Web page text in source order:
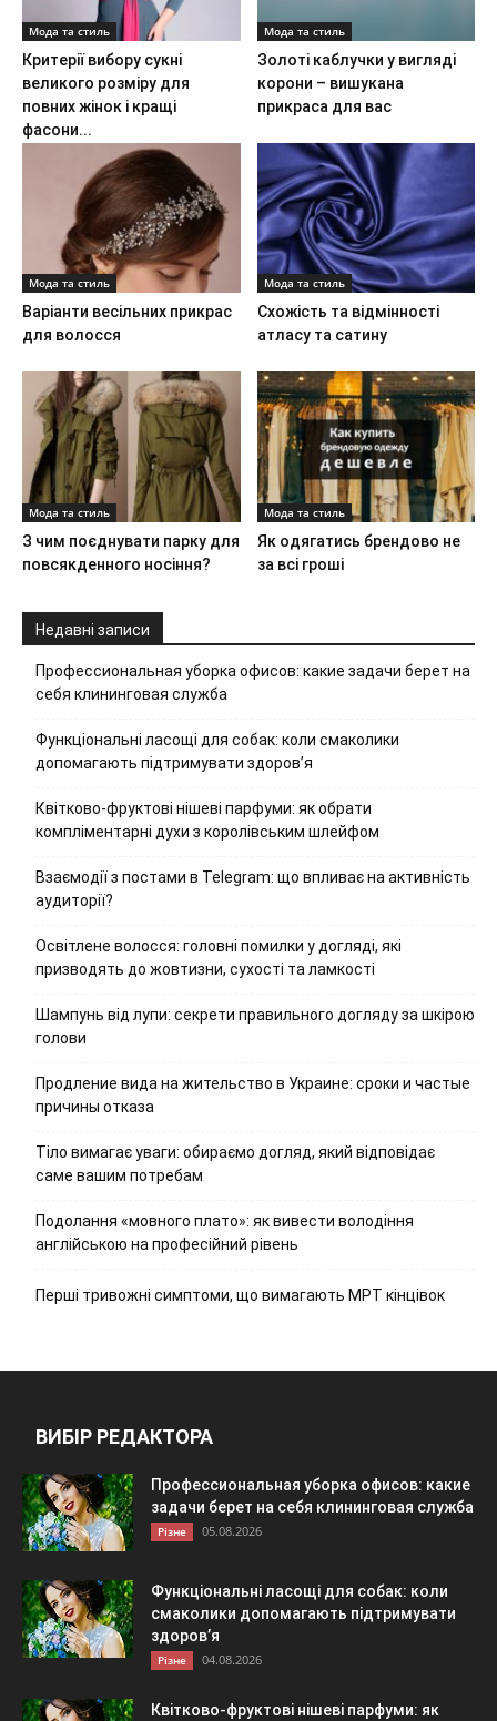
Мода та стиль
Критерії вибору сукні
великого розміру для
повних жінок і кращі
фасони...
Мода та стиль
Золоті каблучки у вигляді
корони – вишукана
прикраса для вас
Мода та стиль
Варіанти весільних прикрас
для волосся
Мода та стиль
Схожість та відмінності
атласу та сатину
Мода та стиль
З чим поєднувати парку для
повсякденного носіння?
Мода та стиль
Як одягатись брендово не
за всі гроші
Недавні записи
Профессиональная уборка офисов: какие задачи берет на
себя клининговая служба
Функціональні ласощі для собак: коли смаколики
допомагають підтримувати здоров’я
Квітково-фруктові нішеві парфуми: як обрати
компліментарні духи з королівським шлейфом
Взаємодії з постами в Telegram: що впливає на активність
аудиторії?
Освітлене волосся: головні помилки у догляді, які
призводять до жовтизни, сухості та ламкості
Шампунь від лупи: секрети правильного догляду за шкірою
голови
Продление вида на жительство в Украине: сроки и частые
причины отказа
Тіло вимагає уваги: обираємо догляд, який відповідає
саме вашим потребам
Подолання «мовного плато»: як вивести володіння
англійською на професійний рівень
Перші тривожні симптоми, що вимагають МРТ кінцівок
ВИБІР РЕДАКТОРА
Профессиональная уборка офисов: какие
задачи берет на себя клининговая служба
Різне 05.08.2026
Функціональні ласощі для собак: коли
смаколики допомагають підтримувати
здоров’я
Різне 04.08.2026
Квітково-фруктові нішеві парфуми: як